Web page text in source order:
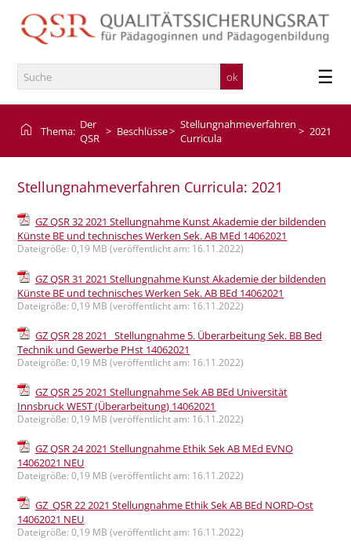
×
Der QSR
Portal Stellungnahmeverfahren NEU
Informationen und Materialien
Kontakt
Presse
☰
home Thema: Der
QSR > Beschlüsse> Stellungnahmeverfahren
Curricula
> 2021
Stellungnahmeverfahren Curricula: 2021
GZ QSR 32 2021 Stellungnahme Kunst Akademie der bildenden
Künste BE und technisches Werken Sek. AB MEd 14062021
Dateigröße: 0,19 MB (veröffentlicht am: 16.11.2022)
GZ QSR 31 2021 Stellungnahme Kunst Akademie der bildenden
Künste BE und technisches Werken Sek. AB BEd 14062021
Dateigröße: 0,19 MB (veröffentlicht am: 16.11.2022)
GZ QSR 28 2021_ Stellungnahme 5. Überarbeitung Sek. BB Bed
Technik und Gewerbe PHst 14062021
Dateigröße: 0,19 MB (veröffentlicht am: 16.11.2022)
GZ QSR 25 2021 Stellungnahme Sek AB BEd Universität
Innsbruck WEST (Überarbeitung) 14062021
Dateigröße: 0,19 MB (veröffentlicht am: 16.11.2022)
GZ QSR 24 2021 Stellungnahme Ethik Sek AB MEd EVNO
14062021 NEU
Dateigröße: 0,19 MB (veröffentlicht am: 16.11.2022)
GZ_QSR 22 2021 Stellungnahme Ethik Sek AB BEd NORD-Ost
14062021 NEU
Dateigröße: 0,19 MB (veröffentlicht am: 16.11.2022)